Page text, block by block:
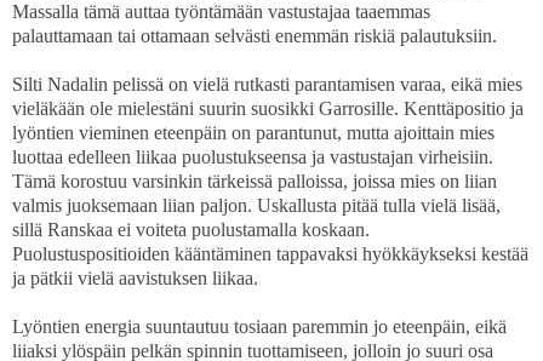
Massalla tämä auttaa työntämään vastustajaa taaemmas
palauttamaan tai ottamaan selvästi enemmän riskiä palautuksiin.
Silti Nadalin pelissä on vielä rutkasti parantamisen varaa, eikä mies
vieläkään ole mielestäni suurin suosikki Garrosille. Kenttäpositio ja
lyöntien vieminen eteenpäin on parantunut, mutta ajoittain mies
luottaa edelleen liikaa puolustukseensa ja vastustajan virheisiin.
Tämä korostuu varsinkin tärkeissä palloissa, joissa mies on liian
valmis juoksemaan liian paljon. Uskallusta pitää tulla vielä lisää,
sillä Ranskaa ei voiteta puolustamalla koskaan.
Puolustuspositioiden kääntäminen tappavaksi hyökkäykseksi kestää
ja pätkii vielä aavistuksen liikaa.
Lyöntien energia suuntautuu tosiaan paremmin jo eteenpäin, eikä
liiaksi ylöspäin pelkän spinnin tuottamiseen, jolloin jo suuri osa